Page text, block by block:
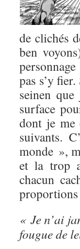
de clichés
ben
pas s’y
seinen
surface
dont je me
suivants.
monde »,
et la trop
chacun
proportions
« Je n’ai
fougue de